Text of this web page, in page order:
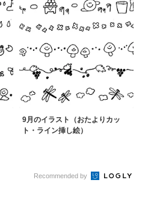
9月のイラスト（おたよりカッ
ト・ライン挿し絵）
Recommended by